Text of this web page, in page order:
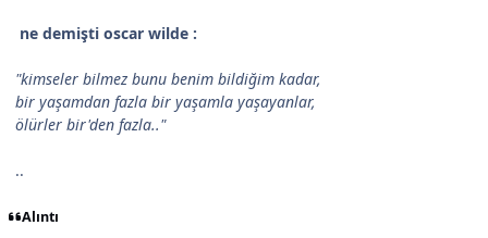
ne demişti oscar wilde :
"kimseler bilmez bunu benim bildiğim kadar,
bir yaşamdan fazla bir yaşamla yaşayanlar,
ölürler bir'den fazla.."
..
Alıntı